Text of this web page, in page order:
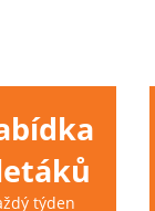
týden